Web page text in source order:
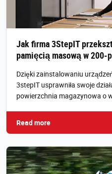
Jak firma 3StepIT
pamięcią masową w 200-
Dzięki zainstalowaniu
3stepIT usprawniła swoje
powierzchnia magazynowa o
Read more